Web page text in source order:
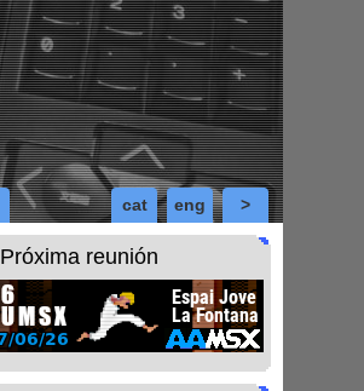
cat eng >
Próxima reunión